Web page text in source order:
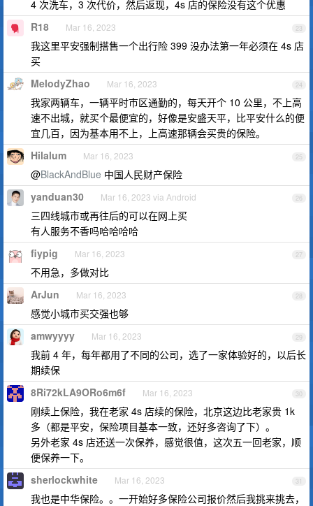
4 次洗车，3 次代价，然后返现，4s 店的保险没有这个优惠
23
R18 Mar 16, 2023
我这里平安强制搭售一个出行险 399 没办法第一年必须在 4s 店
买
24
MelodyZhao Mar 16, 2023
我家两辆车，一辆平时市区通勤的，每天开个 10 公里，不上高
速不出城，就买个最便宜的，好像是安盛天平，比平安什么的便
宜几百，因为基本用不上，上高速那辆会买贵的保险。
25
Hilalum Mar 16, 2023
@BlackAndBlue 中国人民财产保险
26
yanduan30 Mar 16, 2023 via Android
三四线城市或再往后的可以在网上买
有人服务不香吗哈哈哈哈
27
fiypig Mar 16, 2023
不用急，多做对比
28
ArJun Mar 16, 2023
感觉小城市买交强也够
29
amwyyyy Mar 16, 2023
我前 4 年，每年都用了不同的公司，选了一家体验好的，以后长
期续保
30
8Ri72kLA9ORo6m6f Mar 16, 2023
刚续上保险，我在老家 4s 店续的保险，北京这边比老家贵 1k
多（都是平安，保险项目基本一致，还好多咨询了下）。
另外老家 4s 店还送一次保养，感觉很值，这次五一回老家，顺
便保养一下。
31
sherlockwhite Mar 16, 2023
我也是中华保险。。一开始好多保险公司报价然后我挑来挑去，